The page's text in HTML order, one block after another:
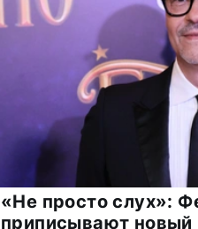
«Не просто слух»:
приписывают